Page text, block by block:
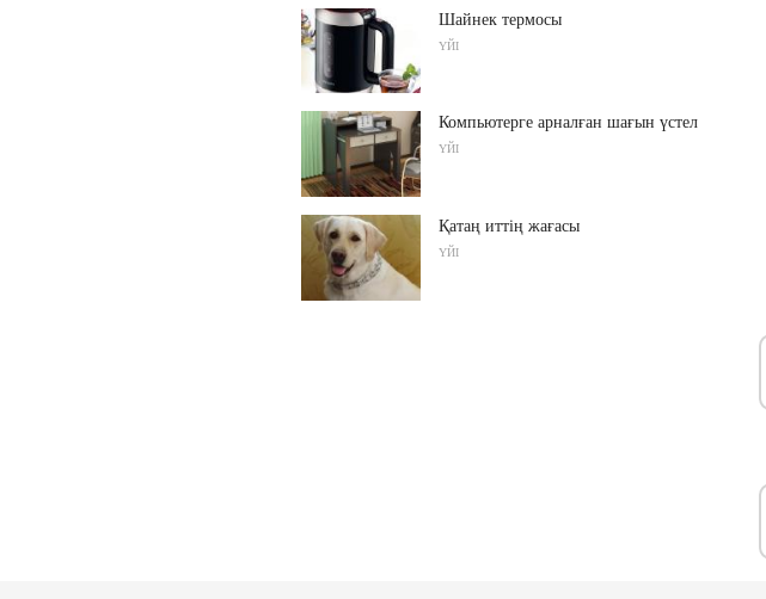
Шайнек термосы
ҮЙІ
Компьютерге арналған шағын үстел
ҮЙІ
Қатаң иттің жағасы
ҮЙІ